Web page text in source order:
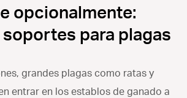
opcionalmente:
para plagas
grandes plagas como ratas y
entrar en los establos de ganado a